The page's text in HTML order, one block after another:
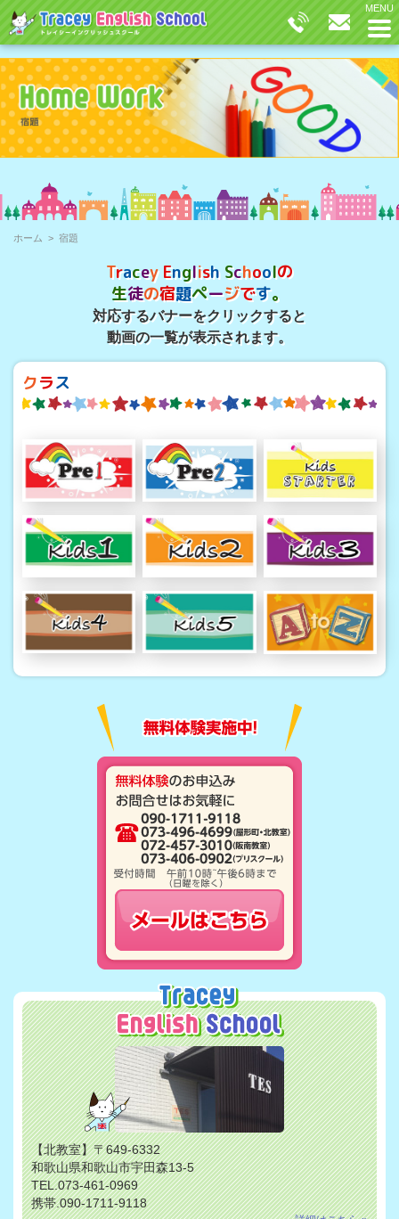
ホーム > 宿題
Tracey English Schoolの
生徒の宿題ページです。
対応するバナーをクリックすると
動画の一覧が表示されます。
クラス
【北教室】〒649-6332
和歌山県和歌山市宇田森13-5
TEL.073-461-0969
携帯.090-1711-9118